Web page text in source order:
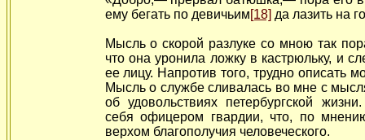
ему бегать по девичьим[18] да лазить на
Мысль о скорой разлуке со мною так
что она уронила ложку в кастрюльку, и
ее лицу. Напротив того, трудно описать
Мысль о службе сливалась во мне с
об удовольствиях петербургской
себя офицером гвардии, что, по
верхом благополучия человеческого.